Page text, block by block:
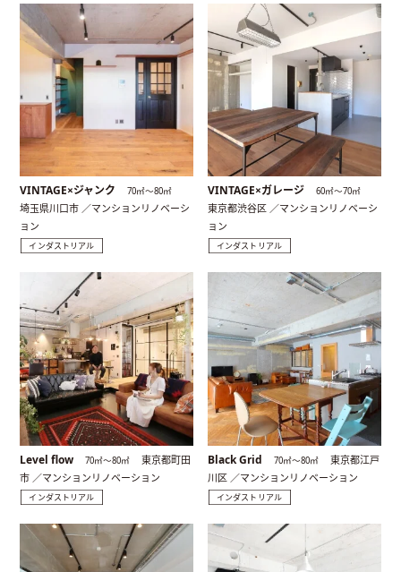
VINTAGE×ジャンク 70㎡〜80㎡
埼玉県川口市 ／マンションリノベーシ
ョン
インダストリアル
VINTAGE×ガレージ 60㎡〜70㎡
東京都渋谷区 ／マンションリノベーシ
ョン
インダストリアル
Level flow 70㎡〜80㎡
東京都町田
市 ／マンションリノベーション
インダストリアル
Black Grid 70㎡〜80㎡
東京都江戸
川区 ／マンションリノベーション
インダストリアル